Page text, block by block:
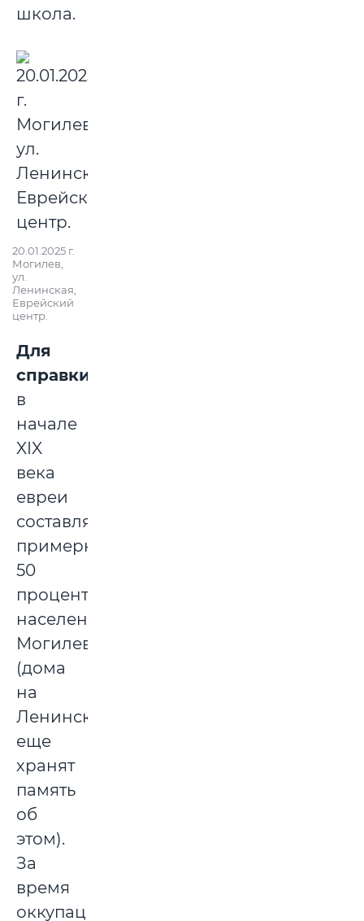
школа.
20.01.2025 г.
Могилев,
ул.
Ленинская,
Еврейский
центр.
Для
справки
в
начале
XIX
века
евреи
составляли
примерно
50
процентов
населения
Могилева
(дома
на
Ленинской
еще
хранят
память
об
этом).
За
время
оккупации